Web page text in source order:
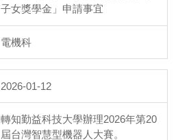
子女獎學金」申請事宜
電機科
2026-01-12
轉知勤益科技大學辦理2026年第20
屆台灣智慧型機器人大賽。